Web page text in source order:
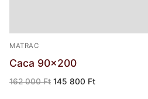
MATRAC
Caca 90×200
162 000Ft Original
145 800 FtCurrent